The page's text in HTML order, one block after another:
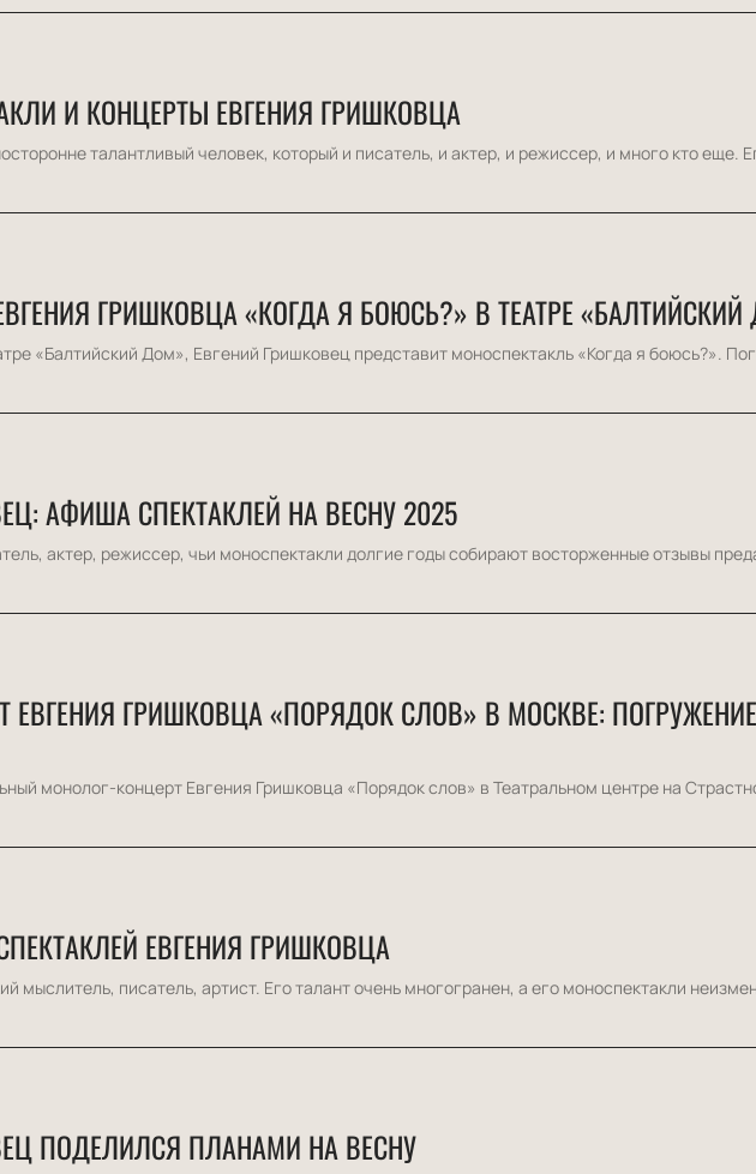
И КОНЦЕРТЫ ЕВГЕНИЯ ГРИШКОВЦА
талантливый человек, который и писатель, и актер, и режиссер, и много кто еще.
ГРИШКОВЦА «КОГДА Я БОЮСЬ?» В ТЕАТРЕ
«Балтийский Дом», Евгений Гришковец представит моноспектакль «Когда я боюсь?».
АФИША СПЕКТАКЛЕЙ НА ВЕСНУ 2025
актер, режиссер, чьи моноспектакли долгие годы собирают восторженные отзывы
ЕВГЕНИЯ ГРИШКОВЦА «ПОРЯДОК СЛОВ» В МОСКВЕ:
монолог-концерт Евгения Гришковца «Порядок слов» в Театральном центре на
ЕВГЕНИЯ ГРИШКОВЦА
мыслитель, писатель, артист. Его талант очень многогранен, а его моноспектакли
ПОДЕЛИЛСЯ ПЛАНАМИ НА ВЕСНУ